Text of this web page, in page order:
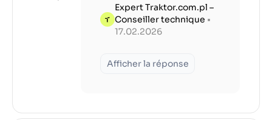
Expert Traktor.com.pl –
Conseiller technique •
17.02.2026
Afficher la réponse